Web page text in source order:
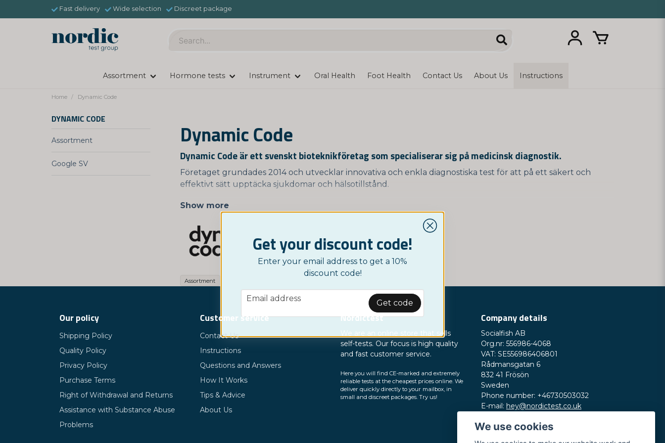
Fast delivery Wide selection Discreet package
Assortment Hormone tests Instrument Oral Health Foot Health Contact Us About Us Instructions
Home Dynamic Code
DYNAMIC CODE
Assortment
Google SV
Dynamic Code
Dynamic Code är ett svenskt bioteknikföretag som specialiserar sig på medicinsk diagnostik.
Företaget grundades 2014 och utvecklar innovativa och enkla diagnostiska test för att på ett säkert och
effektivt sätt upptäcka sjukdomar och hälsotillstånd.
Dynamic Code tillverkar bland annat hemtester för COVID-19, men erbjuder också andra typer av hemtester
som DNA-tester för att undersöka genetisk risk för olika sjukdomar, och hälsotester för att mäta bl.a. vitamin-
och mineralnivåer. Deras tester är CE-märkta och godkända av svenska Läkemedelsverket.
Företagets syfte är att göra medicinsk diagnostik mer tillgänglig och enklare för allmänheten, och därigenom
bidra till ökad hälsa och välbefinnande. Dynamic Code arbetar också aktivt med att minska sin miljöpåverkan
och att bidra till en hållbar utveckling genom att använda återvinningsbara material och erbjuda
klimatkompensation för sina utsläpp.
Show more
Assortment
Get your discount code!
Enter your email address to get a 10%
discount code!
email
Email address Get code
Our policy
Shipping Policy
Quality Policy
Privacy Policy
Purchase Terms
Right of Withdrawal and Returns
Assistance with Substance Abuse
Problems
Customer service
Contact Us
Instructions
Questions and Answers
How It Works
Tips & Advice
About Us
Nordictest
We are an online store that sells
self-tests. Our focus is high quality
and fast customer service.
Here you will find CE-marked and extremely
reliable tests at the cheapest prices online. We
deliver quickly directly to your mailbox, in
small and discreet packages. Try us!
Company details
Socialfish AB
Org.nr: 556986-4068
VAT: SE556986406801
Rådmansgatan 6
832 41 Frösön
Sweden
Phone number: +46730503032
E-mail: hey@nordictest.co.uk
Opening hours:
We use cookies